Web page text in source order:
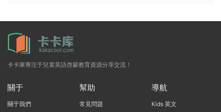
卡卡庫專注于兒童英語啓蒙教育資源分享交流！
關于
關于我們
幫助
常見問題
導航
Kids 英文